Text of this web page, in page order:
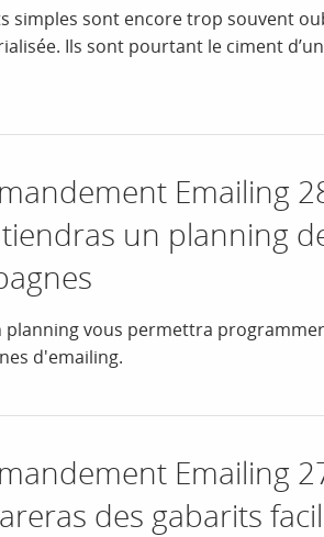
simples sont encore trop souvent
Ils sont pourtant le ciment
Emailing
un planning
planning vous permettra
d'emailing.
Emailing
des gabarits